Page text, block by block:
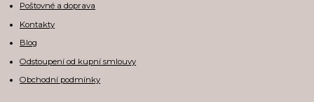
Poštovné a doprava
Kontakty
Blog
Odstoupení od kupní smlouvy
Obchodní podmínky